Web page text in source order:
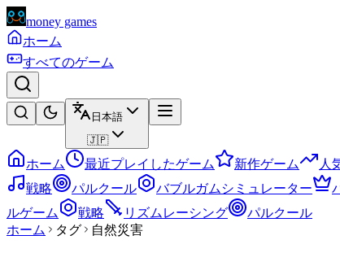
money games
ホーム
すべてのゲーム
日本語
🇯🇵
ホーム 最近プレイしたゲーム 新作ゲーム 人
戦略
パルクール バブルガムシミュレーター
ルゲーム
戦略 リズムレーシング
パルクール
ホーム
タグ 自然災害